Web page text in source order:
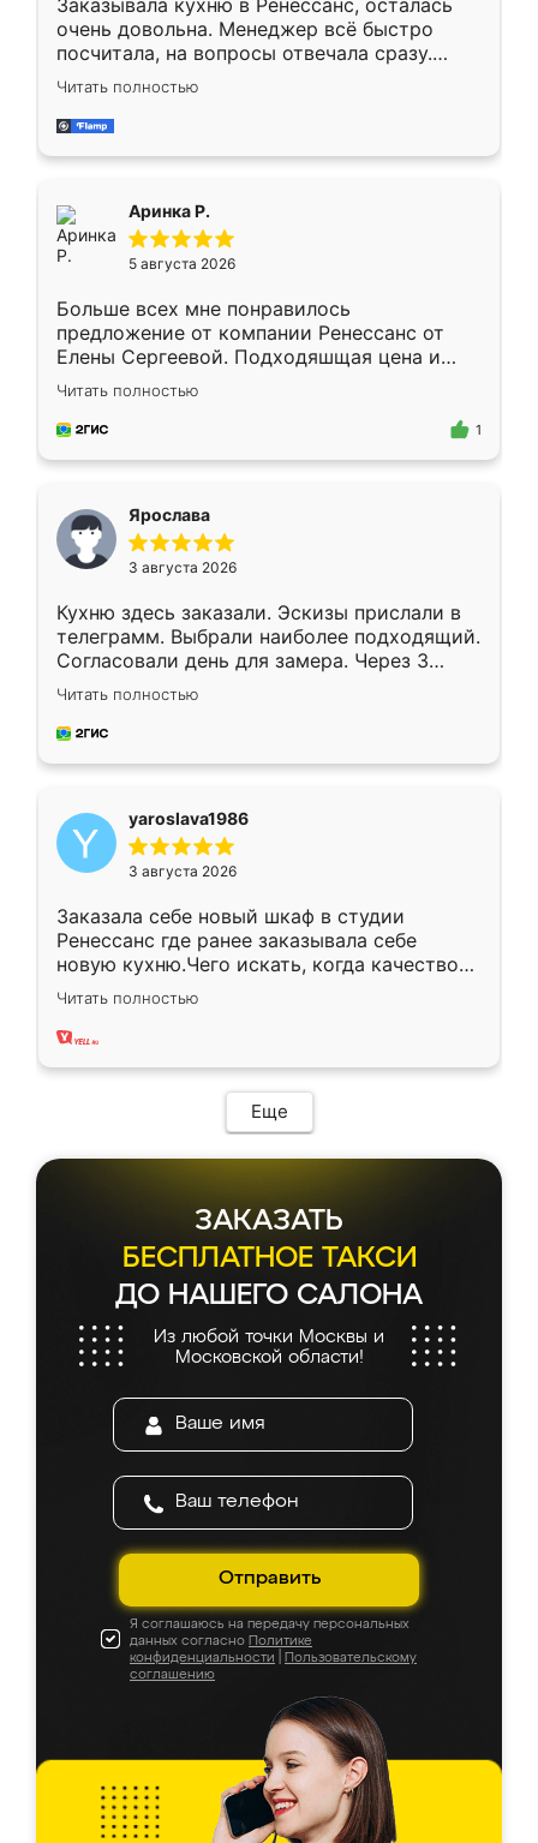
Заказывала кухню в Ренессанс, осталась
очень довольна. Менеджер всё быстро
посчитала, на вопросы отвечала сразу.
Замерщик приехал в субботу, подошёл к
делу со всей ответственностью. Собрали
за день, ребята работали аккуратно, даже
Читать полностью
Аринка Р.
5 августа 2026
Больше всех мне понравилось
предложение от компании Ренессанс от
Елены Сергеевой. Подходяшщая цена и
короткие сроки изготовления. Приехавший
для замера сотрудник Владислав
предложил по моему эскизу самый
Читать полностью
1
Ярослава
3 августа 2026
Кухню здесь заказали. Эскизы прислали в
телеграмм. Выбрали наиболее подходящий.
Согласовали день для замера. Через 3
недели кухня была уже готова. Остались
довольны работой. Спасибо Ренессанс
мебель за качественную работу!
Читать полностью
yaroslava1986
3 августа 2026
Заказала себе новый шкаф в студии
Ренессанс где ранее заказывала себе
новую кухню.Чего искать, когда качеством
вполне довольна. Служит кухня уже почти
два года, нареканий нет.
Читать полностью
Еще
ЗАКАЗАТЬ
БЕСПЛАТНОЕ ТАКСИ
ДО НАШЕГО САЛОНА
Из любой точки Москвы и
Московской области!
Отправить
Я соглашаюсь на передачу персональных
данных согласно Политике
конфиденциальности
Пользовательскому
соглашению